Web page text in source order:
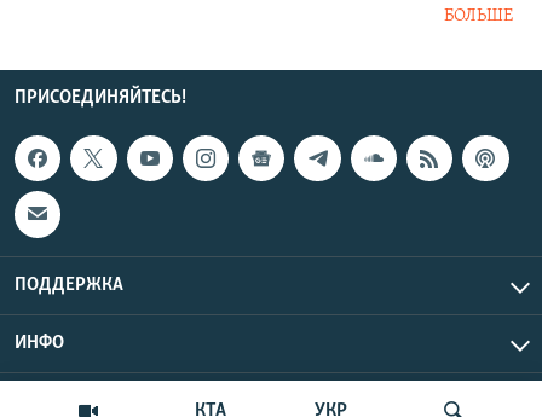
КТА УКР
БОЛЬШЕ
ПРИСОЕДИНЯЙТЕСЬ!
ПОДДЕРЖКА
ИНФО
Copyright Крым.Реалии, 2026 | Все права защищены.
UTC+3